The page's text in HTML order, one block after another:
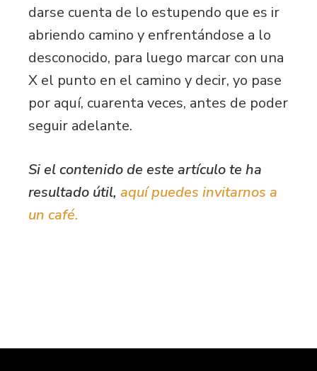
darse cuenta de lo estupendo que es ir
abriendo camino y enfrentándose a lo
desconocido, para luego marcar con una
X el punto en el camino y decir, yo pase
por aquí, cuarenta veces, antes de poder
seguir adelante.
Si el contenido de este artículo te ha
resultado útil, aquí puedes invitarnos a
un café.